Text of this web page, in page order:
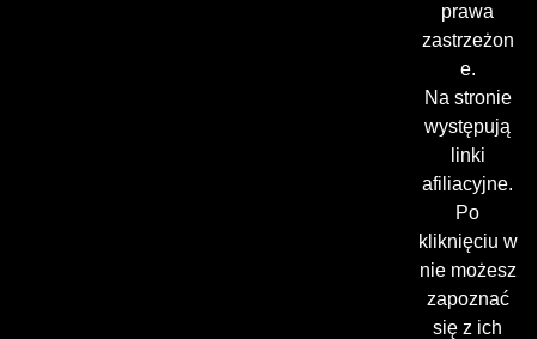
prawa
zastrzeżon
e.
Na stronie
występują
linki
afiliacyjne.
Po
kliknięciu w
nie możesz
zapoznać
się z ich